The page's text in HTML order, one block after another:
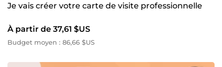
Je vais créer votre carte de visite professionnelle
À partir de 37,61 $US
Budget moyen : 86,66 $US